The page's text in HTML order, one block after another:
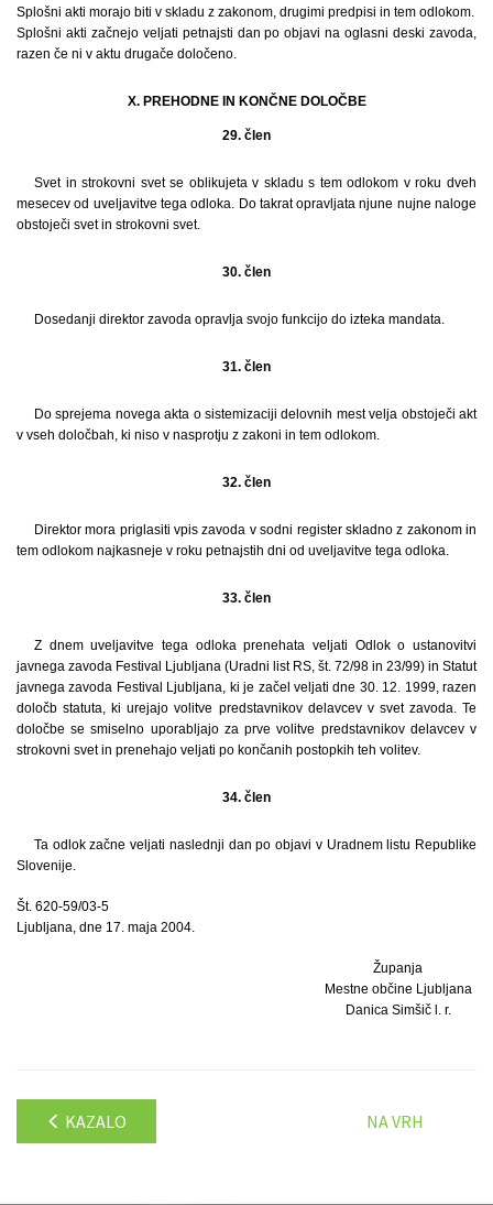
Splošni akti morajo biti v skladu z zakonom, drugimi predpisi in tem odlokom.
Splošni akti začnejo veljati petnajsti dan po objavi na oglasni deski zavoda,
razen če ni v aktu drugače določeno.
X. PREHODNE IN KONČNE DOLOČBE
29. člen
Svet in strokovni svet se oblikujeta v skladu s tem odlokom v roku dveh
mesecev od uveljavitve tega odloka. Do takrat opravljata njune nujne naloge
obstoječi svet in strokovni svet.
30. člen
Dosedanji direktor zavoda opravlja svojo funkcijo do izteka mandata.
31. člen
Do sprejema novega akta o sistemizaciji delovnih mest velja obstoječi akt
v vseh določbah, ki niso v nasprotju z zakoni in tem odlokom.
32. člen
Direktor mora priglasiti vpis zavoda v sodni register skladno z zakonom in
tem odlokom najkasneje v roku petnajstih dni od uveljavitve tega odloka.
33. člen
Z dnem uveljavitve tega odloka prenehata veljati Odlok o ustanovitvi
javnega zavoda Festival Ljubljana (Uradni list RS, št. 72/98 in 23/99) in Statut
javnega zavoda Festival Ljubljana, ki je začel veljati dne 30. 12. 1999, razen
določb statuta, ki urejajo volitve predstavnikov delavcev v svet zavoda. Te
določbe se smiselno uporabljajo za prve volitve predstavnikov delavcev v
strokovni svet in prenehajo veljati po končanih postopkih teh volitev.
34. člen
Ta odlok začne veljati naslednji dan po objavi v Uradnem listu Republike
Slovenije.
Št. 620-59/03-5
Ljubljana, dne 17. maja 2004.
Županja
Mestne občine Ljubljana
Danica Simšič l. r.
KAZALO NA VRH